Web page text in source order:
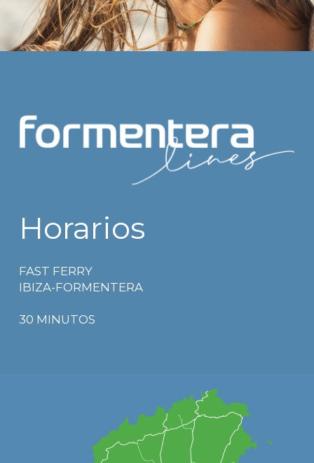
Horarios
FAST FERRY
IBIZA-FORMENTERA
30 MINUTOS